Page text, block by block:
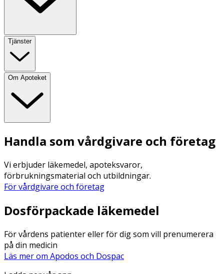
Tjänster
Om Apoteket
Handla som vårdgivare och företag
Vi erbjuder läkemedel, apoteksvaror,
förbrukningsmaterial och utbildningar.
För vårdgivare och företag
Dosförpackade läkemedel
För vårdens patienter eller för dig som vill prenumerera
på din medicin
Läs mer om Apodos och Dospac